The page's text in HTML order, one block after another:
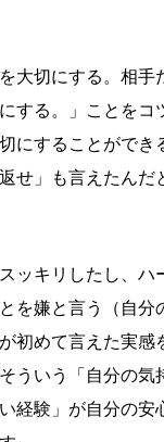
大切にする。相手
する。」ことをコ
にすることができ
せ」も言えたんだ
ッキリしたし、ハ
を嫌と言う（自分
初めて言えた実感
ういう「自分の気
経験」が自分の安